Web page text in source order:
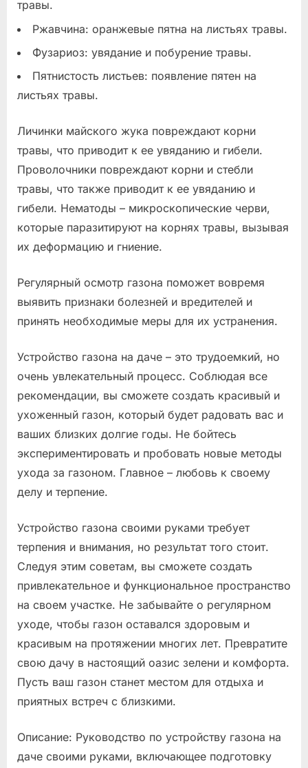
травы.
Ржавчина: оранжевые пятна на листьях травы.
Фузариоз: увядание и побурение травы.
Пятнистость листьев: появление пятен на
листьях травы.
Личинки майского жука повреждают корни
травы, что приводит к ее увяданию и гибели.
Проволочники повреждают корни и стебли
травы, что также приводит к ее увяданию и
гибели. Нематоды – микроскопические черви,
которые паразитируют на корнях травы, вызывая
их деформацию и гниение.
Регулярный осмотр газона поможет вовремя
выявить признаки болезней и вредителей и
принять необходимые меры для их устранения.
Устройство газона на даче – это трудоемкий, но
очень увлекательный процесс. Соблюдая все
рекомендации, вы сможете создать красивый и
ухоженный газон, который будет радовать вас и
ваших близких долгие годы. Не бойтесь
экспериментировать и пробовать новые методы
ухода за газоном. Главное – любовь к своему
делу и терпение.
Устройство газона своими руками требует
терпения и внимания, но результат того стоит.
Следуя этим советам, вы сможете создать
привлекательное и функциональное пространство
на своем участке. Не забывайте о регулярном
уходе, чтобы газон оставался здоровым и
красивым на протяжении многих лет. Превратите
свою дачу в настоящий оазис зелени и комфорта.
Пусть ваш газон станет местом для отдыха и
приятных встреч с близкими.
Описание: Руководство по устройству газона на
даче своими руками, включающее подготовку